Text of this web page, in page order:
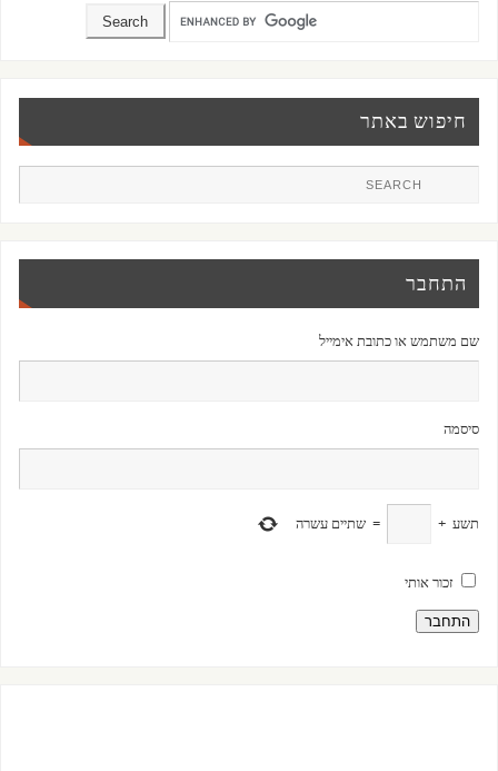
חיפוש באתר
התחבר
שם משתמש או כתובת אימייל
סיסמה
תשע +
= שתיים עשרה
זכור אותי
התחבר